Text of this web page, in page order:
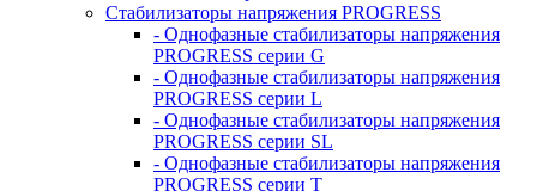
Стабилизаторы напряжения PROGRESS
- Однофазные стабилизаторы напряжения
PROGRESS серии G
- Однофазные стабилизаторы напряжения
PROGRESS серии L
- Однофазные стабилизаторы напряжения
PROGRESS серии SL
- Однофазные стабилизаторы напряжения
PROGRESS серии T